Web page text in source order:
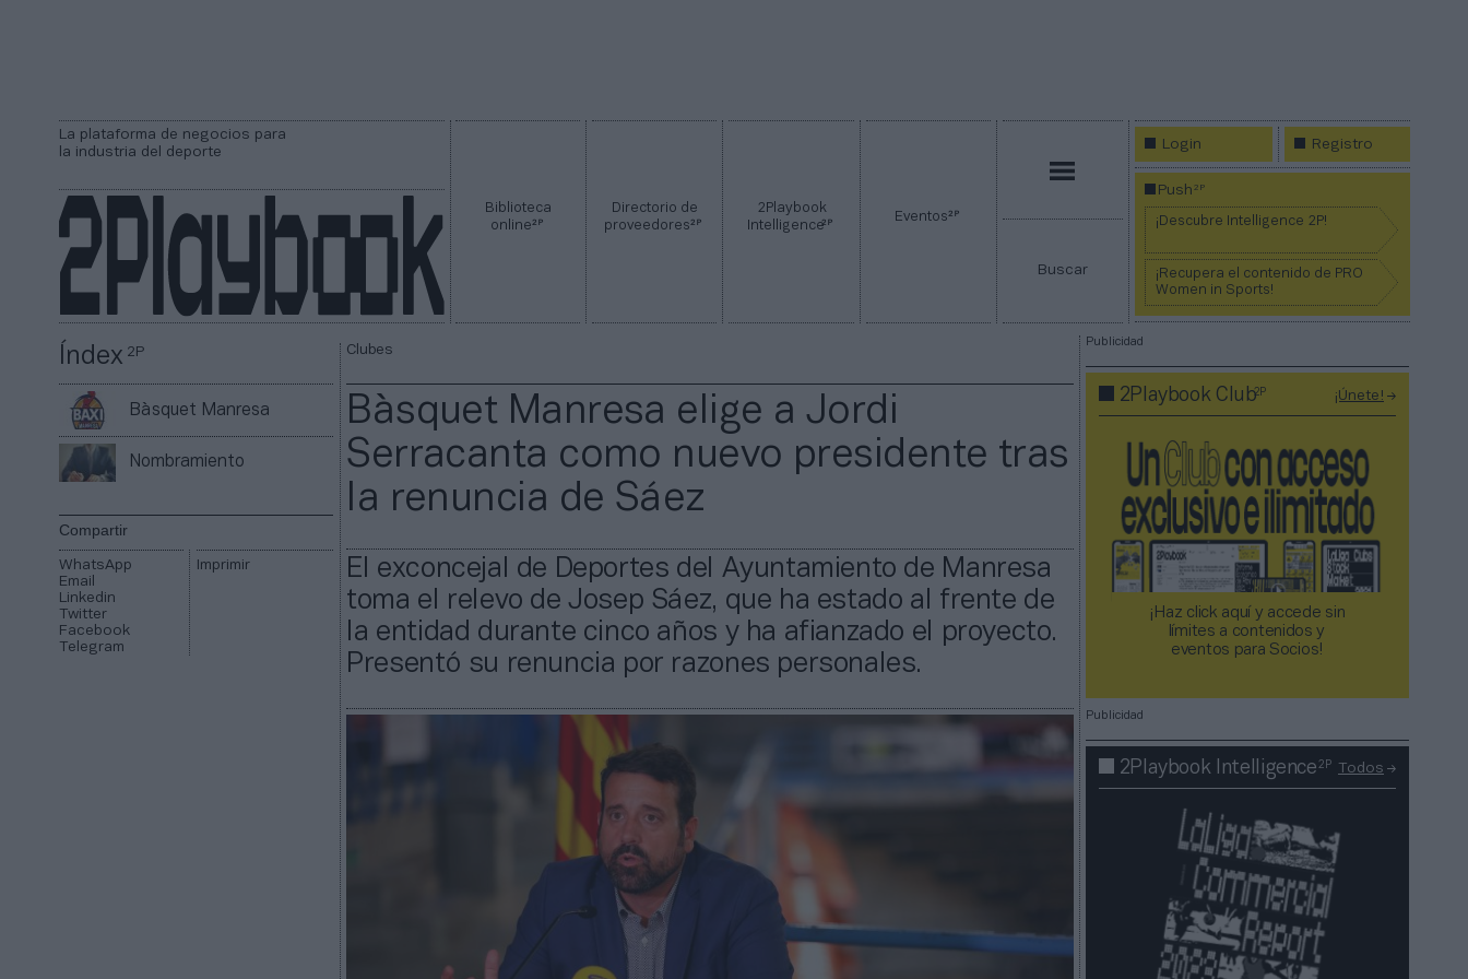
La plataforma de negocios para
la industria del deporte
Biblioteca
online2P
Directorio de
proveedores2P
2Playbook
Intelligence2P Eventos2P
Buscar
Login Registro
Push2P
¡Descubre Intelligence 2P!
¡Recupera el contenido de PRO
Women in Sports!
Índex2P
Bàsquet Manresa
Nombramiento
Compartir
WhatsApp
Email
Linkedin
Twitter
Facebook
Telegram
Imprimir
Clubes
Bàsquet Manresa elige a Jordi
Serracanta como nuevo presidente tras
la renuncia de Sáez
El exconcejal de Deportes del Ayuntamiento de Manresa
toma el relevo de Josep Sáez, que ha estado al frente de
la entidad durante cinco años y ha afianzado el proyecto.
Presentó su renuncia por razones personales.
Publicidad
2Playbook Club2P ¡Únete!
¡Haz click aquí y accede sin
límites a contenidos y
eventos para Socios!​​​​​​​
Publicidad
2Playbook Intelligence2P Todos